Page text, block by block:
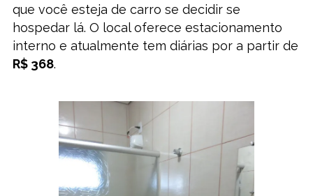
que você esteja de carro se decidir se
hospedar lá. O local oferece estacionamento
interno e atualmente tem diárias por a partir de
R$ 368.